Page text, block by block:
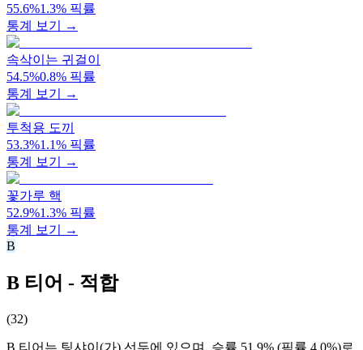
55.6%1.3% 픽률
통계 보기 →
속삭이는 귀걸이
54.5%0.8% 픽률
통계 보기 →
투척용 도끼
53.3%1.1% 픽률
통계 보기 →
꽃가루 핵
52.9%1.3% 픽률
통계 보기 →
B
B 티어 - 적합
(32)
B 티어는 팅샤이(가) 선두에 있으며, 승률 51.9% (픽률 4.0%)로